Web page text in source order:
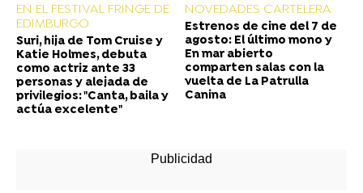
EN EL FESTIVAL FRINGE DE
EDIMBURGO
Suri, hija de Tom Cruise y
Katie Holmes, debuta
como actriz ante 33
personas y alejada de
privilegios: "Canta, baila y
actúa excelente"
NOVEDADES CARTELERA
Estrenos de cine del 7 de
agosto: El último mono y
En mar abierto
comparten salas con la
vuelta de La Patrulla
Canina